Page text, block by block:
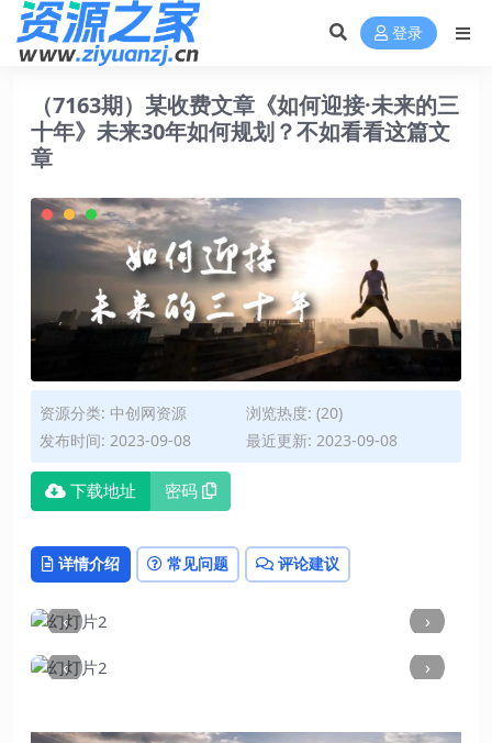
登录
（7163期）某收费文章《如何迎接·未来的三
十年》未来30年如何规划？不如看看这篇文
章
资源分类: 中创网资源
浏览热度: (20)
发布时间: 2023-09-08
最近更新: 2023-09-08
下载地址 密码
详情介绍 常见问题 评论建议
‹
›
‹
›